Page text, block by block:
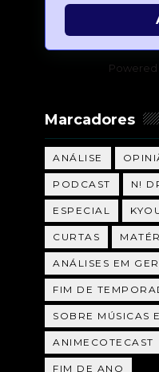
Powered
Marcadores
ANÁLISE
PODCAST N!
ESPECIAL
CURTAS
ANÁLISES EM
FIM DE
SOBRE MÚSICAS
ANIMECOTECAST
FIM DE ANO